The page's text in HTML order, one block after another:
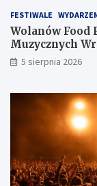
FESTIWALE
Wolanów Food
Muzycznych
5 sierpnia 2026